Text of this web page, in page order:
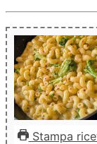
Stampa